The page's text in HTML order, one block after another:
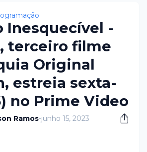
Inesquecível -
terceiro filme
Original
estreia sexta-
no Prime Video
Ramos-junho 15, 2023